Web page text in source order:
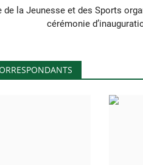
de la Jeunesse et des Sports
cérémonie